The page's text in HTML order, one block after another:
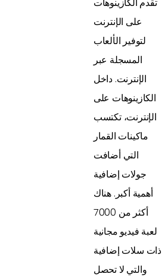
على الإنترنت
لتوفير الألعاب
المسجلة عبر
الإنترنت. داخل
الكازينوهات على
الإنترنت، تكتسب
ماكينات القمار
التي أضافت
جولات إضافية
أهمية أكبر. هناك
أكثر من 7000
لعبة فيديو مجانية
ذات سلات إضافية
والتي لا تحصل